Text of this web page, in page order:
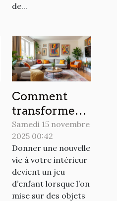
de...
Comment
transformer
votre espace
avec des
objets de
décoration
uniques ?
Samedi 15 novembre
2025 00:42
Donner une nouvelle
vie à votre intérieur
devient un jeu
d’enfant lorsque l’on
mise sur des objets